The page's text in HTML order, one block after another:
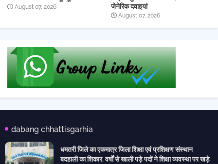
August 07, 2026
जेनेरिक दवाइयां
August 07, 2026
dabang chhattisgarhia
धमतरी जिले का एकमात्र जिला शिक्षा एवं प्रशिक्षण संस्थान
बदहाली का शिकार, वर्षों से खाली पड़े पदों ने शिक्षा व्यवस्था पर खड़े